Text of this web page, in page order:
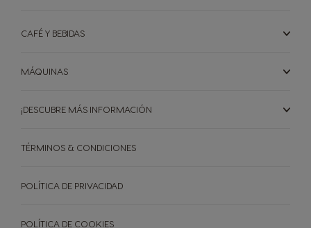
CAFÉ Y BEBIDAS
MÁQUINAS
¡DESCUBRE MÁS INFORMACIÓN
TÉRMINOS & CONDICIONES
POLÍTICA DE PRIVACIDAD
POLÍTICA DE COOKIES